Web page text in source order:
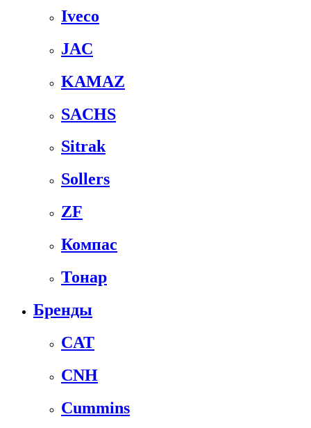
Iveco
JAC
KAMAZ
SACHS
Sitrak
Sollers
ZF
Компас
Тонар
Бренды
CAT
CNH
Cummins